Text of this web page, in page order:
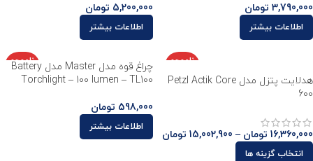
3,790,000 تومان
اطلاعات بیشتر
5,200,000 تومان
اطلاعات بیشتر
ناموجو
هدلایت پتزل مدل Petzl Actik Core
600
16,360,000 تومان –
15,002,900 تومان
انتخاب گزینه ها
ناموجو
د
چراغ قوه مدل Master مدل Battery
Torchlight – 100 lumen – TL100
598,000 تومان
اطلاعات بیشتر